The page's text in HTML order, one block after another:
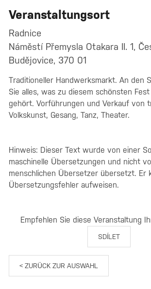
Veranstaltungsort
Radnice
Náměstí Přemysla Otakara II. 1,
Budějovice, 370 01
Traditioneller Handwerksmarkt. An den
Sie alles, was zu diesem schönsten
gehört. Vorführungen und Verkauf von
Volkskunst, Gesang, Tanz, Theater.
Hinweis: Dieser Text wurde von einer
maschinelle Übersetzungen und nicht
menschlichen Übersetzer übersetzt. Er
Übersetzungsfehler aufweisen.
Empfehlen Sie diese Veranstaltung
SDÍLET
< ZURÜCK ZUR AUSWAHL